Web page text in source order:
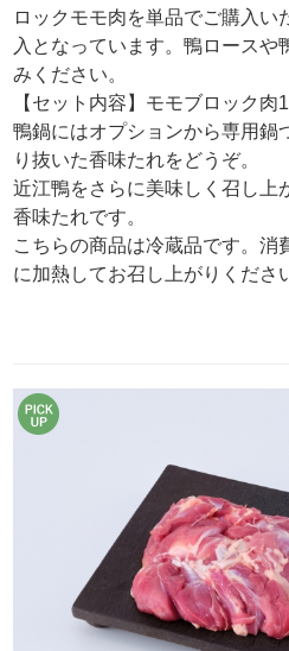
ロックモモ肉を単品でご購入い
入となっています。鴨ロースや
みください。
【セット内容】モモブロック肉
鴨鍋にはオプションから専用鍋
り抜いた香味たれをどうぞ。
近江鴨をさらに美味しく召し上
香味たれです。
こちらの商品は冷蔵品です。消
に加熱してお召し上がりくださ